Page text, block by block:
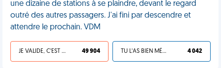
une dizaine de stations à se plaindre, devant le regard
outré des autres passagers. J'ai fini par descendre et
attendre le prochain. VDM
JE VALIDE, C'EST UNE VDM 49 904 TU L'AS BIEN MÉRITÉ 4 042